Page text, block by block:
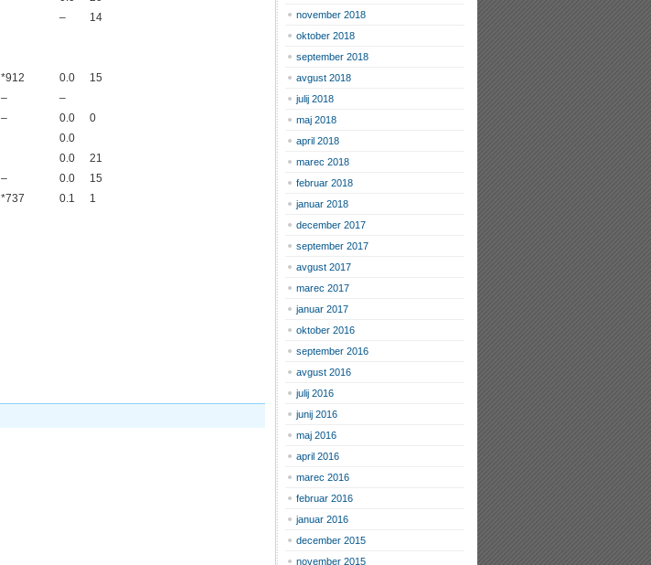
–
14
*912 0.0
15
–
–
– 0.0
0
0.0
0.0
21
– 0.0
15
*737 0.1 1
november 2018
oktober 2018
september 2018
avgust 2018
julij 2018
maj 2018
april 2018
marec 2018
februar 2018
januar 2018
december 2017
september 2017
avgust 2017
marec 2017
januar 2017
oktober 2016
september 2016
avgust 2016
julij 2016
junij 2016
maj 2016
april 2016
marec 2016
februar 2016
januar 2016
december 2015
november 2015